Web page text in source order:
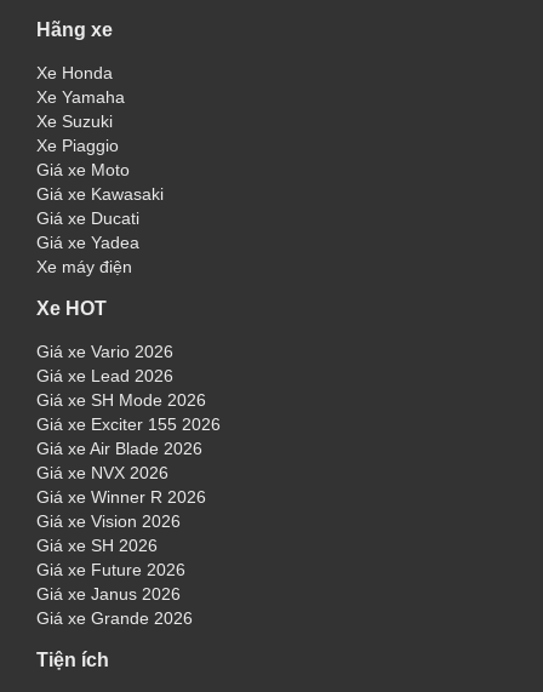
Hãng xe
Xe Honda
Xe Yamaha
Xe Suzuki
Xe Piaggio
Giá xe Moto
Giá xe Kawasaki
Giá xe Ducati
Giá xe Yadea
Xe máy điện
Xe HOT
Giá xe Vario 2026
Giá xe Lead 2026
Giá xe SH Mode 2026
Giá xe Exciter 155 2026
Giá xe Air Blade 2026
Giá xe NVX 2026
Giá xe Winner R 2026
Giá xe Vision 2026
Giá xe SH 2026
Giá xe Future 2026
Giá xe Janus 2026
Giá xe Grande 2026
Tiện ích